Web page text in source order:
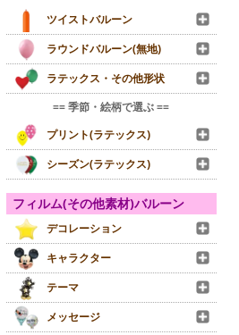
ツイストバルーン
ラウンドバルーン(無地)
ラテックス・その他形状
== 季節・絵柄で選ぶ ==
プリント(ラテックス)
シーズン(ラテックス)
フィルム(その他素材)バルーン
デコレーション
キャラクター
テーマ
メッセージ